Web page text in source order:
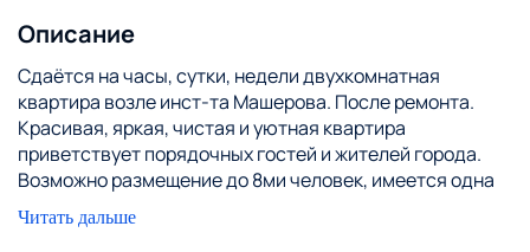
Описание
Сдаётся на часы, сутки, недели двухкомнатная
квартира возле инст-та Машерова. После ремонта.
Красивая, яркая, чистая и уютная квартира
приветствует порядочных гостей и жителей города.
Возможно размещение до 8ми человек, имеется одна
большая двуспальная кровать и три дивана.
Высокоскоростной безлимитный интернет Wi-Fi,
Читать дальше